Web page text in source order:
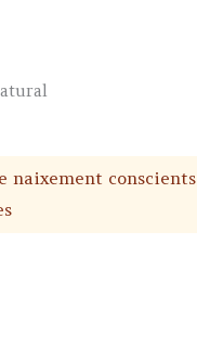
naixement conscients